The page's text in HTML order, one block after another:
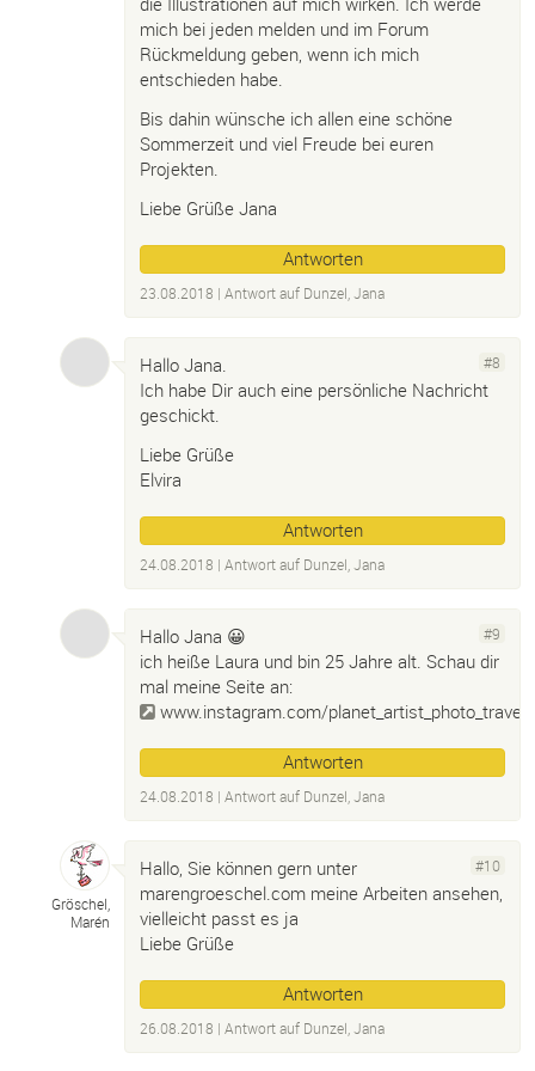
mich bei jeden melden und im Forum
Rückmeldung geben, wenn ich mich
entschieden habe.
Bis dahin wünsche ich allen eine schöne
Sommerzeit und viel Freude bei euren
Projekten.
Liebe Grüße Jana
Antworten
23.08.2018 | Antwort auf Dunzel, Jana
#8
Hallo Jana.
Ich habe Dir auch eine persönliche Nachricht
geschickt.
Liebe Grüße
Elvira
Antworten
24.08.2018 | Antwort auf Dunzel, Jana
#9
Hallo Jana 😀
ich heiße Laura und bin 25 Jahre alt. Schau dir
mal meine Seite an:
www.instagram.com/planet_artist_photo_travel
Antworten
24.08.2018 | Antwort auf Dunzel, Jana
Gröschel,
Marén
#10
Hallo, Sie können gern unter
marengroeschel.com meine Arbeiten ansehen,
vielleicht passt es ja
Liebe Grüße
Antworten
26.08.2018 | Antwort auf Dunzel, Jana